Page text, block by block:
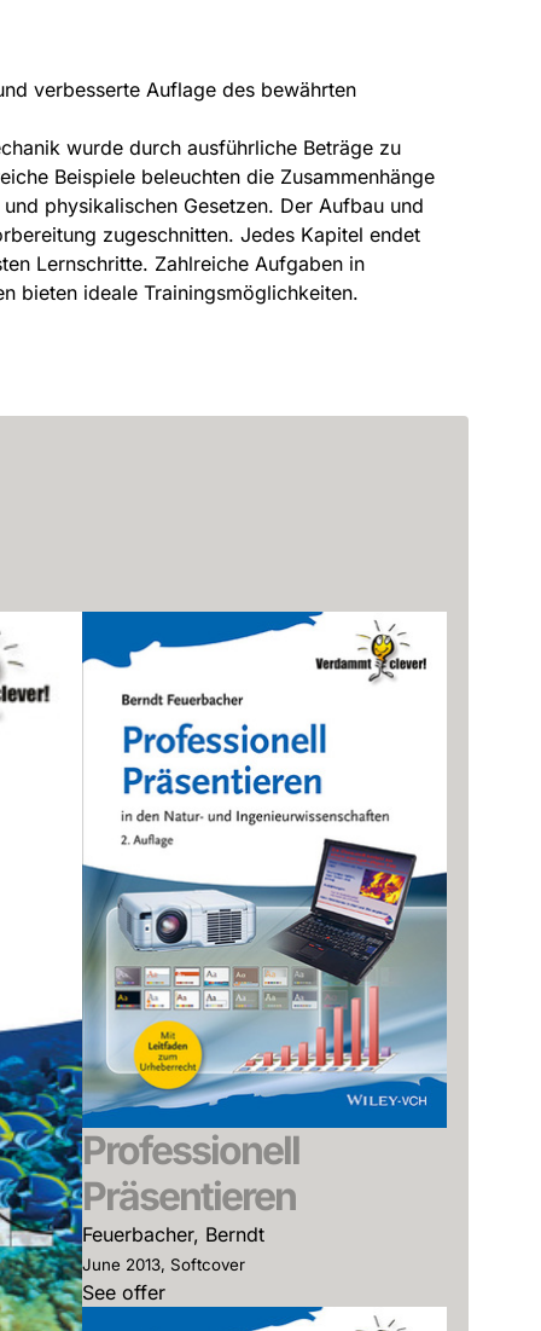
verbesserte Auflage des bewährten
wurde durch ausführliche Beträge zu
Beispiele beleuchten die Zusammenhänge
physikalischen Gesetzen. Der Aufbau und
zugeschnitten. Jedes Kapitel endet
Lernschritte. Zahlreiche Aufgaben in
bieten ideale Trainingsmöglichkeiten.
Professionell
Präsentieren
Feuerbacher, Berndt
June 2013, Softcover
See offer